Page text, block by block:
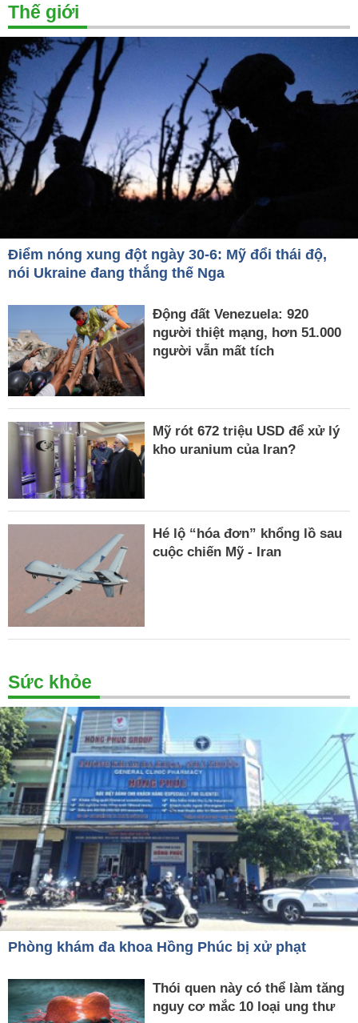
Thế giới
Điểm nóng xung đột ngày 30-6: Mỹ đổi thái độ,
nói Ukraine đang thắng thế Nga
Động đất Venezuela: 920
người thiệt mạng, hơn 51.000
người vẫn mất tích
Mỹ rót 672 triệu USD để xử lý
kho uranium của Iran?
Hé lộ “hóa đơn” khổng lồ sau
cuộc chiến Mỹ - Iran
Sức khỏe
Phòng khám đa khoa Hồng Phúc bị xử phạt
Thói quen này có thể làm tăng
nguy cơ mắc 10 loại ung thư